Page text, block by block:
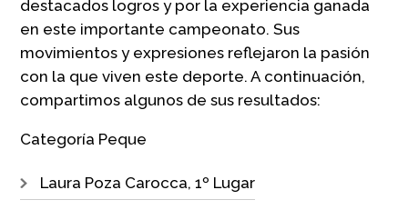
destacados logros y por la experiencia ganada
en este importante campeonato. Sus
movimientos y expresiones reflejaron la pasión
con la que viven este deporte. A continuación,
compartimos algunos de sus resultados:
Categoría Peque
Laura Poza Carocca, 1º Lugar